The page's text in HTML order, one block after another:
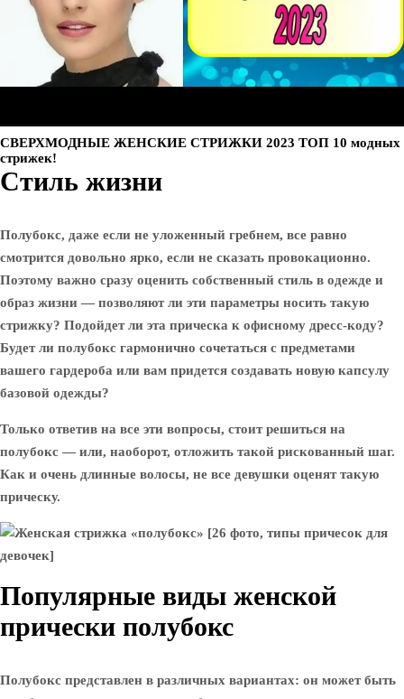
СВЕРХМОДНЫЕ ЖЕНСКИЕ СТРИЖКИ 2023 ТОП 10 модных
стрижек!
Стиль жизни
Полубокс, даже если не уложенный гребнем, все равно
смотрится довольно ярко, если не сказать провокационно.
Поэтому важно сразу оценить собственный стиль в одежде и
образ жизни — позволяют ли эти параметры носить такую ​​
стрижку? Подойдет ли эта прическа к офисному дресс-коду?
Будет ли полубокс гармонично сочетаться с предметами
вашего гардероба или вам придется создавать новую капсулу
базовой одежды?
Только ответив на все эти вопросы, стоит решиться на
полубокс — или, наоборот, отложить такой рискованный шаг.
Как и очень длинные волосы, не все девушки оценят такую ​​
прическу.
Популярные виды женской
прически полубокс
Полубокс представлен в различных вариантах: он может быть